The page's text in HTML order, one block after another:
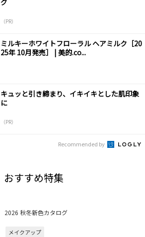
（PR）
ミルキーホワイトフローラル ヘアミルク［20
25年 10月発売］ | 美的.co...
キュッと引き締まり、イキイキとした肌印象
に
（PR）
Recommended by
おすすめ特集
2026 秋冬新色カタログ
メイクアップ